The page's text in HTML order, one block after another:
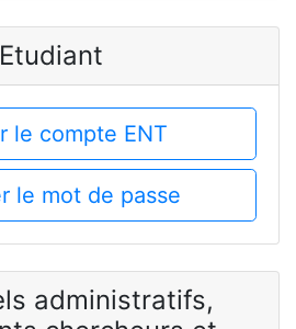
Etudiant
le compte ENT
le mot de passe
administratifs,